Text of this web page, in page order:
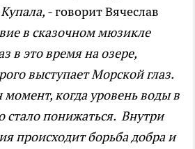
-говорит Вячеслав
в сказочном мюзикле
в это время на озере,
выступает Морской глаз.
когда уровень воды в
стало понижаться. Внутри
происходит борьба добра и